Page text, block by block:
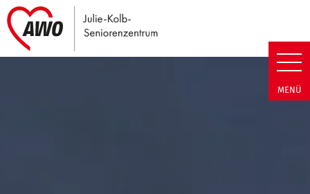
Julie-Kolb-Seniorenzentrum |
MENÜ